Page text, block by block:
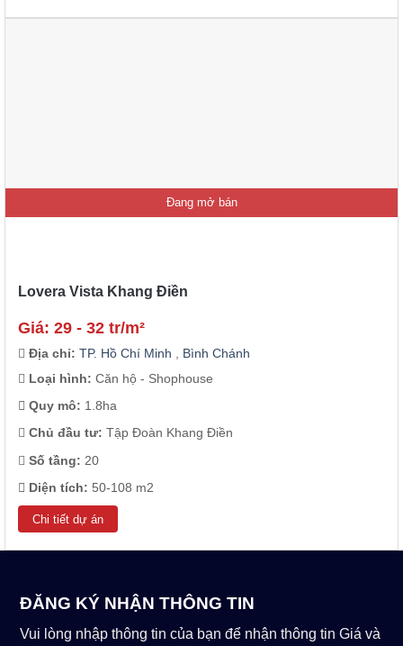
Đang mở bán
Lovera Vista Khang Điền
Giá: 29 - 32 tr/m²
Địa chỉ: TP. Hồ Chí Minh
Bình Chánh
Loại hình: Căn hộ - Shophouse
Quy mô: 1.8ha
Chủ đầu tư: Tập Đoàn Khang Điền
Số tầng: 20
Diện tích: 50-108 m2
Chi tiết dự án
ĐĂNG KÝ NHẬN THÔNG TIN
Vui lòng nhập thông tin của bạn để nhận thông tin Giá và